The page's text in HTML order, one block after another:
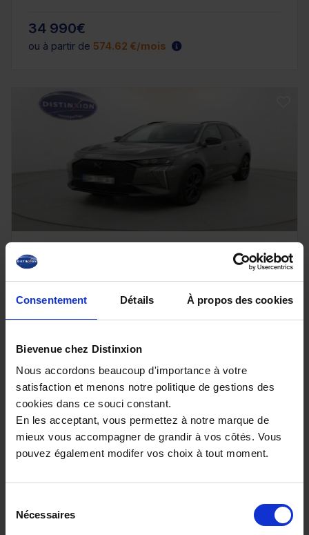
Consentement Détails À propos des cookies
Bievenue chez Distinxion
Nous accordons beaucoup d'importance à votre
satisfaction et menons notre politique de gestions des
cookies dans ce souci constant.
En les acceptant, vous permettez à notre marque de
mieux vous accompagner de grandir à vos côtés. Vous
pouvez également modifer vos choix à tout moment.
Nécessaires
34 990€
ou à partir de 574.62 €/mois
DS DS7
15496 km - 2024 - Essence Hybride - Boîte
auto
29 880€
ou à partir de475.72 €/mois